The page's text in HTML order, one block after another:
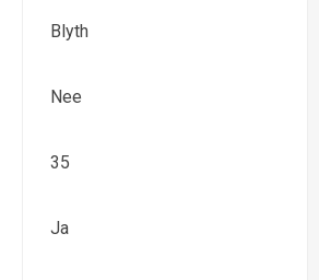
Blyth
Nee
35
Ja